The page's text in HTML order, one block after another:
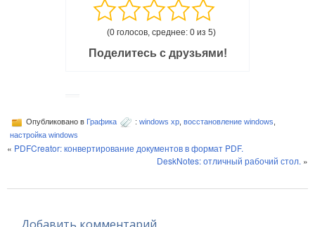
(0 голосов, среднее: 0 из 5)
Поделитесь с друзьями!
Опубликовано в Графика : windows xp восстановление windows
настройка windows
« PDFCreator: конвертирование документов в формат PDF.
DeskNotes: отличный рабочий стол. »